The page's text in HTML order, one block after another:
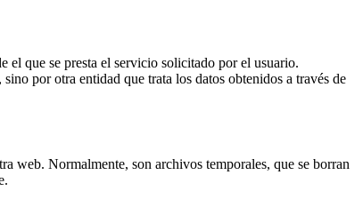
el que se presta el servicio solicitado por el usuario.
por otra entidad que trata los datos obtenidos a través de
web. Normalmente, son archivos temporales, que se borran